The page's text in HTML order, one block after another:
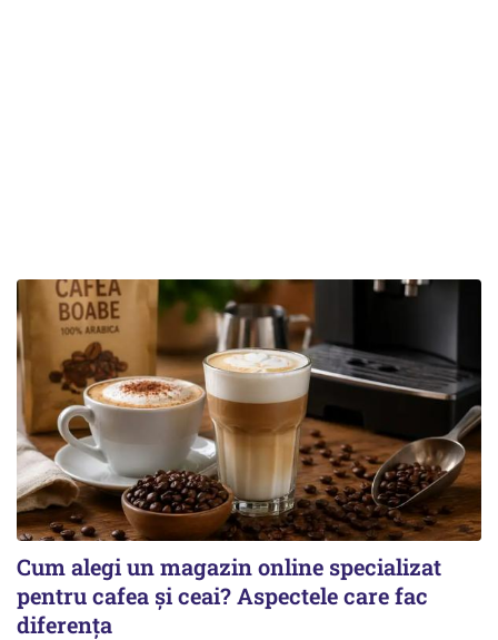
Cum alegi un magazin online specializat
pentru cafea și ceai? Aspectele care fac
diferența